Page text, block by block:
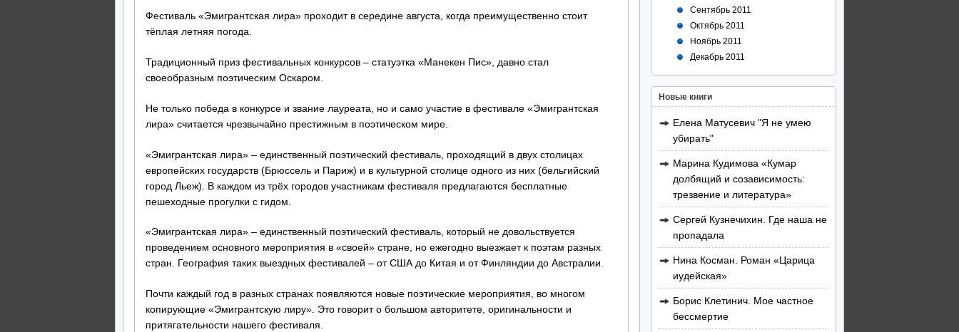
Фестиваль «Эмигрантская лира» проходит в середине августа, когда преимущественно стоит
тёплая летняя погода.
Традиционный приз фестивальных конкурсов – статуэтка «Манекен Пис», давно стал
своеобразным поэтическим Оскаром.
Не только победа в конкурсе и звание лауреата, но и само участие в фестивале «Эмигрантская
лира» считается чрезвычайно престижным в поэтическом мире.
«Эмигрантская лира» – единственный поэтический фестиваль, проходящий в двух столицах
европейских государств (Брюссель и Париж) и в культурной столице одного из них (бельгийский
город Льеж). В каждом из трёх городов участникам фестиваля предлагаются бесплатные
пешеходные прогулки с гидом.
«Эмигрантская лира» – единственный поэтический фестиваль, который не довольствуется
проведением основного мероприятия в «своей» стране, но ежегодно выезжает к поэтам разных
стран. География таких выездных фестивалей – от США до Китая и от Финляндии до Австралии.
Почти каждый год в разных странах появляются новые поэтические мероприятия, во многом
копирующие «Эмигрантскую лиру». Это говорит о большом авторитете, оригинальности и
притягательности нашего фестиваля.
Сентябрь 2011
Октябрь 2011
Ноябрь 2011
Декабрь 2011
Новые книги
Елена Матусевич "Я не умею
убирать"
Марина Кудимова «Кумар
долбящий и созависимость:
трезвение и литература»
Сергей Кузнечихин. Где наша не
пропадала
Нина Косман. Роман «Царица
иудейская»
Борис Клетинич. Мое частное
бессмертие